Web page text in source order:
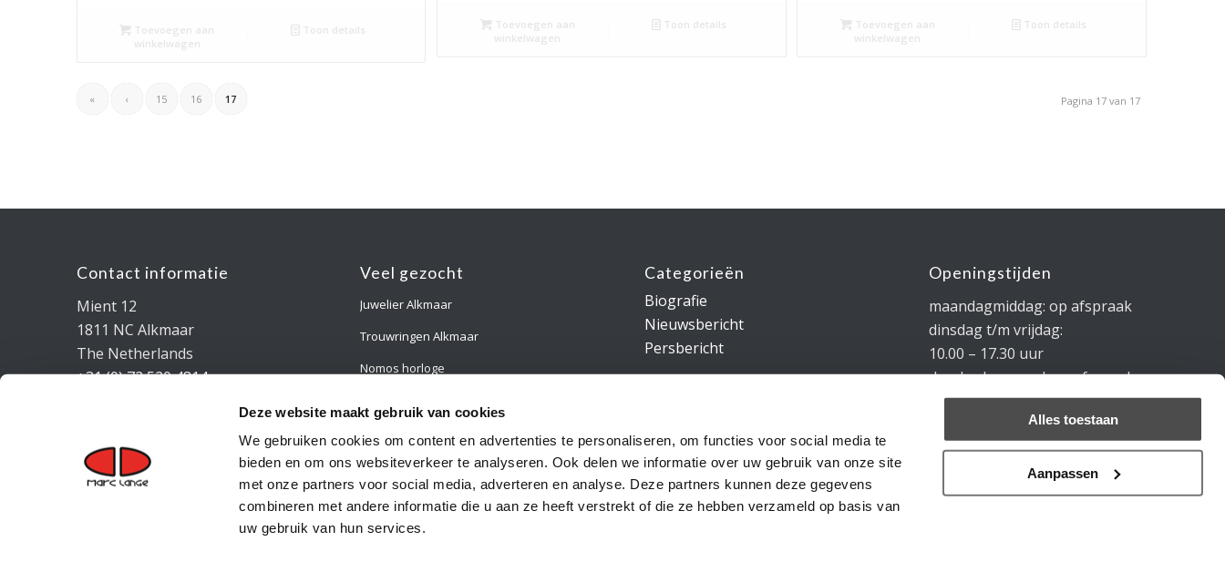
Deze website maakt gebruik van cookies
We gebruiken cookies om content en advertenties te personaliseren, om functies voor social media te
bieden en om ons websiteverkeer te analyseren. Ook delen we informatie over uw gebruik van onze site
met onze partners voor social media, adverteren en analyse. Deze partners kunnen deze gegevens
combineren met andere informatie die u aan ze heeft verstrekt of die ze hebben verzameld op basis van
uw gebruik van hun services.
Alles toestaan
Aanpassen
Toevoegen aan
winkelwagen
Toon details
Toevoegen aan
winkelwagen
Toon details
Toevoegen aan
winkelwagen
Toon details
Pagina 17 van 17
« ‹ 15 16 17
Contact informatie
Mient 12
1811 NC Alkmaar
The Netherlands
+31 (0) 72 520 4814
Algemene voorwaarden
Privacy Statement
Keurtekenplaat
Veel gezocht
Juwelier Alkmaar
Trouwringen Alkmaar
Nomos horloge
Vacatures
Categorieën
Biografie
Nieuwsbericht
Persbericht
Openingstijden
maandagmiddag: op afspraak
dinsdag t/m vrijdag:
10.00 – 17.30 uur
donderdagavond: op afspraak
zaterdag: 10.00 – 17.00 uur
zondagmiddag: op afspraak